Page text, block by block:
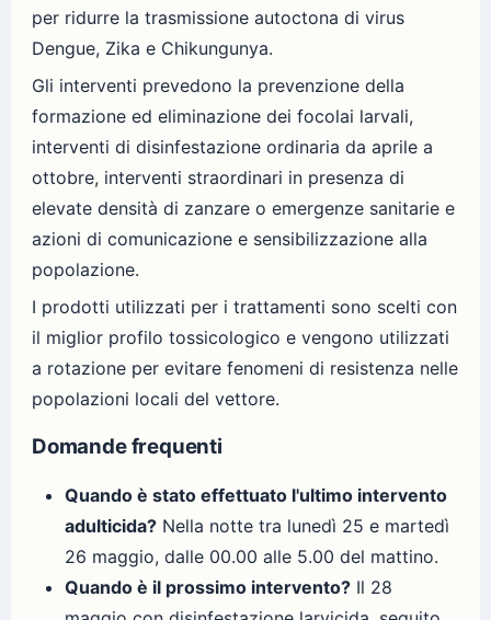
per ridurre la trasmissione autoctona di virus
Dengue, Zika e Chikungunya.
Gli interventi prevedono la prevenzione della
formazione ed eliminazione dei focolai larvali,
interventi di disinfestazione ordinaria da aprile a
ottobre, interventi straordinari in presenza di
elevate densità di zanzare o emergenze sanitarie e
azioni di comunicazione e sensibilizzazione alla
popolazione.
I prodotti utilizzati per i trattamenti sono scelti con
il miglior profilo tossicologico e vengono utilizzati
a rotazione per evitare fenomeni di resistenza nelle
popolazioni locali del vettore.
Domande frequenti
Quando è stato effettuato l'ultimo intervento
adulticida? Nella notte tra lunedì 25 e martedì
26 maggio, dalle 00.00 alle 5.00 del mattino.
Quando è il prossimo intervento? Il 28